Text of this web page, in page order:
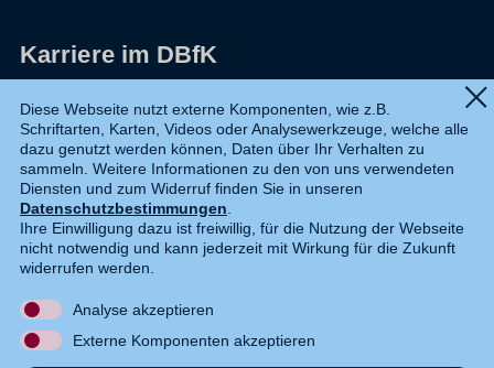
Karriere im DBfK
Datenschutz
Shop
Widerruf
Kontakt
DE EN
Diese Webseite nutzt externe Komponenten, wie z.B.
Schriftarten, Karten, Videos oder Analysewerkzeuge, welche alle
dazu genutzt werden können, Daten über Ihr Verhalten zu
sammeln. Weitere Informationen zu den von uns verwendeten
Diensten und zum Widerruf finden Sie in unseren
Datenschutzbestimmungen.
Ihre Einwilligung dazu ist freiwillig, für die Nutzung der Webseite
nicht notwendig und kann jederzeit mit Wirkung für die Zukunft
widerrufen werden.
Analyse akzeptieren
Externe Komponenten akzeptieren